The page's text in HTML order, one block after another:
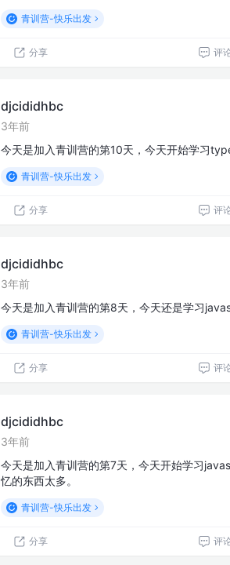
青训营-快乐出发
分享 评
djcididhbc
3年前
今天是加入青训营的第10天，今天开始学习
青训营-快乐出发
分享 评
djcididhbc
3年前
今天是加入青训营的第8天，今天还是学习
青训营-快乐出发
分享 评
djcididhbc
3年前
今天是加入青训营的第7天，今天开始学习
忆的东西太多。
青训营-快乐出发
分享 评